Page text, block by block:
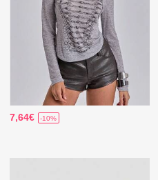
7,64€ -10%